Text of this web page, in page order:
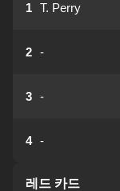
1 T. Perry
2 -
3 -
4 -
레드 카드